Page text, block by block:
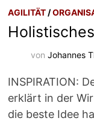
AGILITÄT /
vonJohannes
INSPIRATION:
erklärt in der
die beste Idee